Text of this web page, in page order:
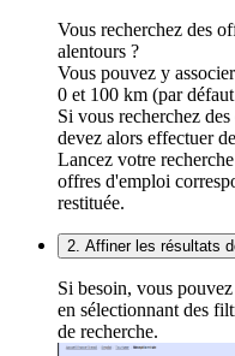
Vous recherchez des
alentours ?
Vous pouvez y
0 et 100 km (par
Si vous recherchez
devez alors effectuer
Lancez votre
offres d'emploi
restituée.
2. Affiner les résultats
Si besoin, vous
en sélectionnant des
de recherche.